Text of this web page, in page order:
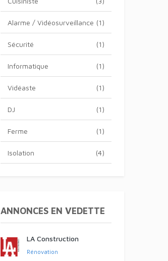
(1)
Alarme / Vidéosurveillance
(1)
Sécurité
(1)
Informatique
(1)
Vidéaste
(1)
DJ
(1)
Ferme
(4)
Isolation
ANNONCES EN VEDETTE
LA Construction
Rénovation